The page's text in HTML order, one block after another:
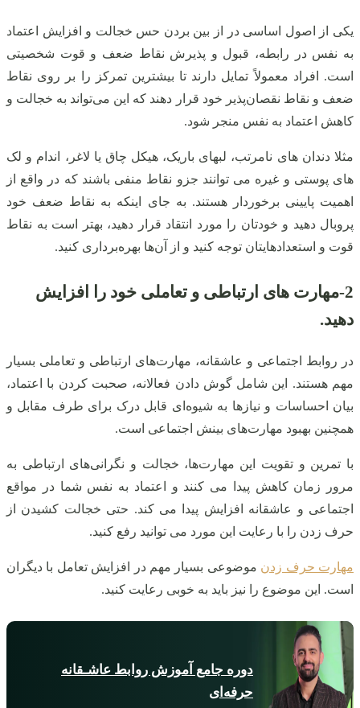
یکی از اصول اساسی در از بین بردن حس خجالت و افزایش اعتماد
به نفس در رابطه، قبول و پذیرش نقاط ضعف و قوت شخصیتی
است. افراد معمولاً تمایل دارند تا بیشترین تمرکز را بر روی نقاط
ضعف و نقاط نقصان‌پذیر خود قرار دهند که این می‌تواند به خجالت و
کاهش اعتماد به نفس منجر شود.
مثلا دندان های نامرتب، لبهای باریک، هیکل چاق یا لاغر، اندام و لک
های پوستی و غیره می توانند جزو نقاط منفی باشند که در واقع از
اهمیت پایینی برخوردار هستند. به جای اینکه به نقاط ضعف خود
پروبال دهید و خودتان را مورد انتقاد قرار دهید، بهتر است به نقاط
قوت و استعدادهایتان توجه کنید و از آن‌ها بهره‌برداری کنید.
2- مهارت های ارتباطی و تعاملی خود را افزایش
دهید.
در روابط اجتماعی و عاشقانه، مهارت‌های ارتباطی و تعاملی بسیار
مهم هستند. این شامل گوش دادن فعالانه، صحبت کردن با اعتماد،
بیان احساسات و نیازها به شیوه‌ای قابل درک برای طرف مقابل و
همچنین بهبود مهارت‌های بینش اجتماعی است.
با تمرین و تقویت این مهارت‌ها، خجالت و نگرانی‌های ارتباطی به
مرور زمان کاهش پیدا می کنند و اعتماد به نفس شما در مواقع
اجتماعی و عاشقانه افزایش پیدا می کند. حتی خجالت کشیدن از
حرف زدن را با رعایت این مورد می توانید رفع کنید.
مهارت حرف زدن موضوعی بسیار مهم در افزایش تعامل با دیگران
است. این موضوع را نیز باید به خوبی رعایت کنید.
دوره جامع آموزش روابط عاشـقانه
حرفه‌ای